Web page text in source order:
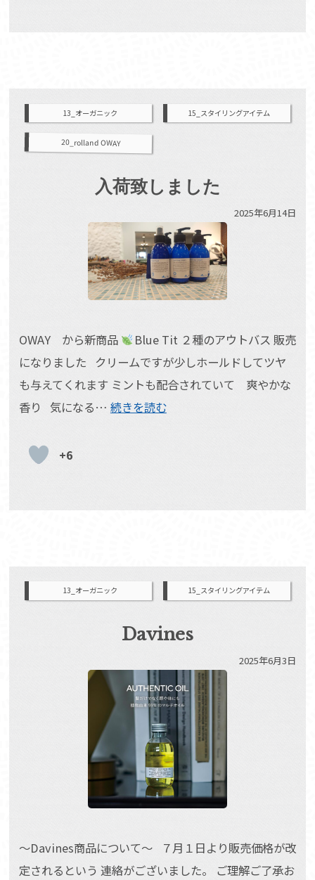
13_オーガニック 15_スタイリングアイテム
20_rolland OWAY
入荷致しました
2025年6月14日
OWAY から新商品
Blue Tit ２種のアウトバス 販売
になりました クリームですが少しホールドしてツヤ
も与えてくれます ミントも配合されていて 爽やかな
香り 気になる… 続きを読む
+6
13_オーガニック 15_スタイリングアイテム
Davines
2025年6月3日
～Davines商品について～ ７月１日より販売価格が改
定されるという 連絡がございました。 ご理解ご了承お